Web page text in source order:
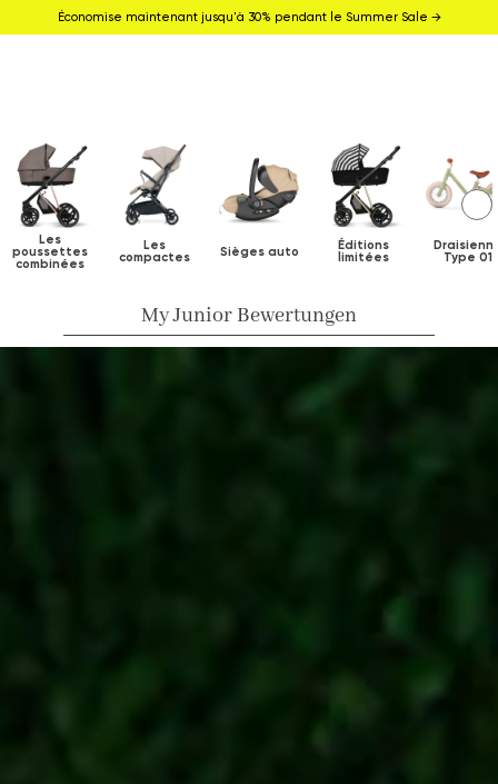
Économise maintenant jusqu'à 30% pendant le Summer Sale →
Les
poussettes
combinées
Les
compactes Sièges auto Éditions
limitées Type 01
My Junior Bewertungen